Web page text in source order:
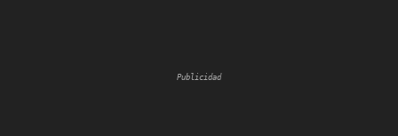
Publicidad